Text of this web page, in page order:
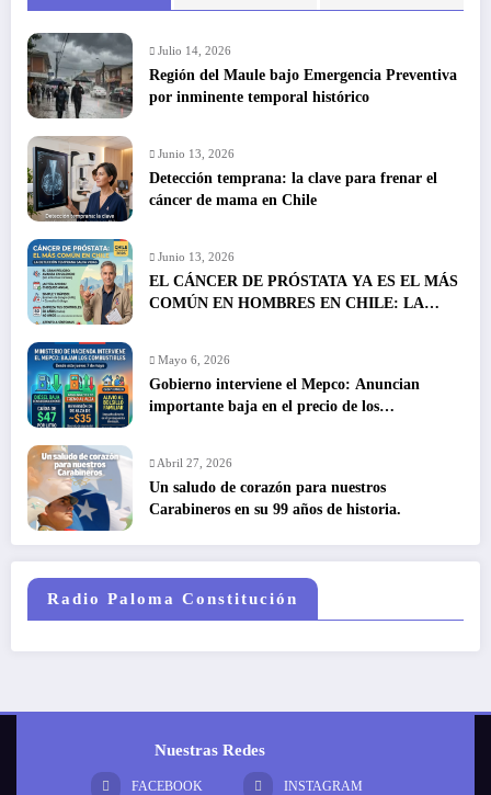
Julio 14, 2026
Región del Maule bajo Emergencia Preventiva
por inminente temporal histórico
Junio 13, 2026
Detección temprana: la clave para frenar el
cáncer de mama en Chile
Junio 13, 2026
EL CÁNCER DE PRÓSTATA YA ES EL MÁS
COMÚN EN HOMBRES EN CHILE: LA
Mayo 6, 2026
Gobierno interviene el Mepco: Anuncian
importante baja en el precio de los
Abril 27, 2026
Un saludo de corazón para nuestros
Carabineros en su 99 años de historia.
Radio Paloma Constitución
Nuestras Redes
FACEBOOK INSTAGRAM